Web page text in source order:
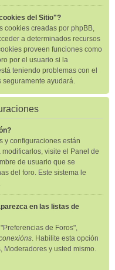
del Sitio"?
cookies creadas por phpBB,
a determinados recursos
proveen funciones como
por el usuario si la
teniendo problemas con el
seguramente ayudará.
y configuraciones están
visite el Panel de
de usuario que se
del foro. Este sistema le
en las listas de
de Foros",
. Habilite esta opción
Moderadores y usted mismo.